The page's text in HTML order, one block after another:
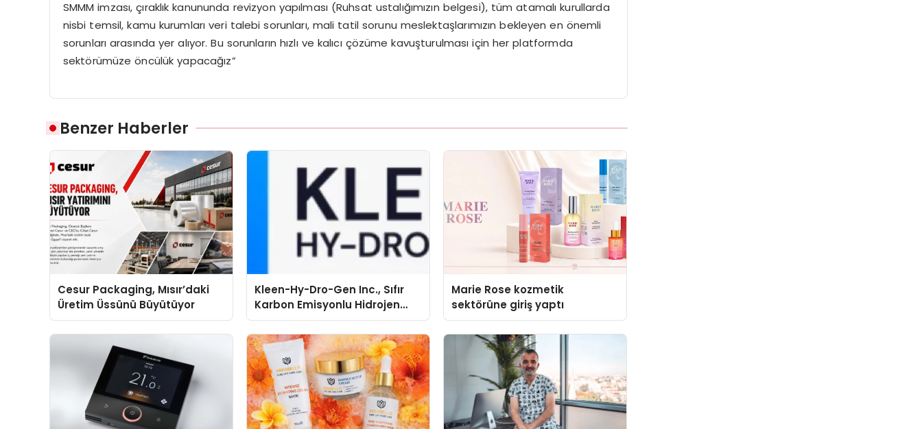
SMMM imzası, çıraklık kanununda revizyon yapılması (Ruhsat ustalığımızın belgesi), tüm atamalı kurullarda
nisbi temsil, kamu kurumları veri talebi sorunları, mali tatil sorunu meslektaşlarımızın bekleyen en önemli
sorunları arasında yer alıyor. Bu sorunların hızlı ve kalıcı çözüme kavuşturulması için her platformda
sektörümüze öncülük yapacağız”
Benzer Haberler
Cesur Packaging, Mısır’daki
Üretim Üssünü Büyütüyor
Kleen-Hy-Dro-Gen Inc., Sıfır
Karbon Emisyonlu Hidrojen
Isıtma Teknolojisinde ISO ve
TSSA Düzenleyici Onaylarını
Aldı
Marie Rose kozmetik
sektörüne giriş yaptı